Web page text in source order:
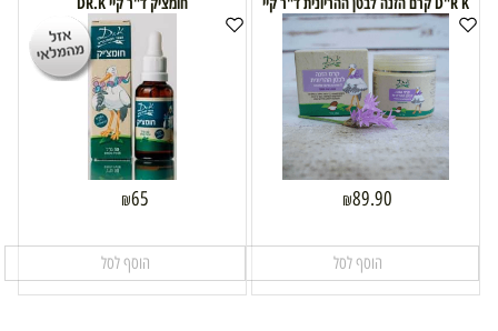
₪89.90
הוסף לסל
₪65
הוסף לסל